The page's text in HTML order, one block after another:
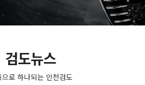
검도뉴스
으로 하나되는 인천검도